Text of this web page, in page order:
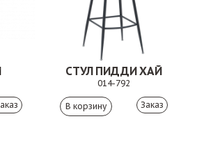
СТУЛ ПИДДИ ХАЙ
014-792
Заказ